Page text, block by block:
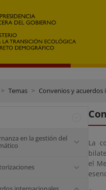
Temas Convenios y
en la gestión del
La
el